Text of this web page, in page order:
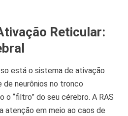
Reticular:
está o sistema de ativação
de neurônios no tronco
“filtro” do seu cérebro. A RAS
atenção em meio ao caos de